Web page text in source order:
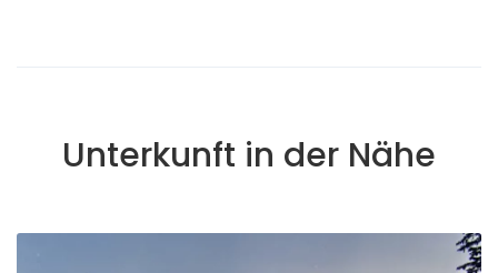
Unterkunft in der Nähe